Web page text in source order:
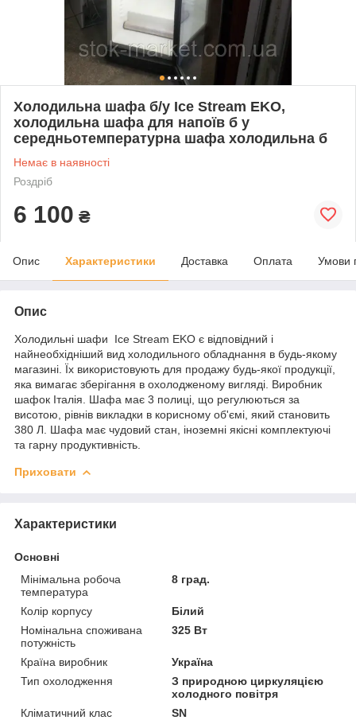
Холодильна шафа б/у Ice Stream EKO,
холодильна шафа для напоїв б у
середньотемпературна шафа холодильна б
Немає в наявності
Роздріб
6 100 ₴
Опис Характеристики Доставка Оплата Умови
Опис
Холодильні шафи Ice Stream EKO є відповідний і
найнеобхідніший вид холодильного обладнання в будь-якому
магазині. Їх використовують для продажу будь-якої продукції,
яка вимагає зберігання в охолодженому вигляді. Виробник
шафок Італія. Шафа має 3 полиці, що регулюються за
висотою, рівнів викладки в корисному об'ємі, який становить
380 Л. Шафа має чудовий стан, іноземні якісні комплектуючі
та гарну продуктивність.
Приховати
Характеристики
Основні
Мінімальна робоча
температура
8 град.
Колір корпусу
Білий
Номінальна споживана
потужність
325 Вт
Країна виробник
Україна
Тип охолодження
З природною циркуляцією
холодного повітря
Кліматичний клас
SN